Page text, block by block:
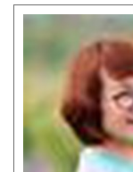
báu cho Việt
sự cố môi
ĐỌC TỪ
Ngoc Anh